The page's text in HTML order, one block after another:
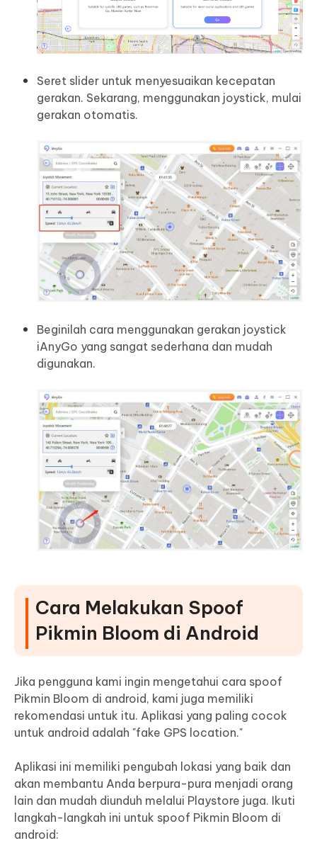
Seret slider untuk menyesuaikan kecepatan
gerakan. Sekarang, menggunakan joystick, mulai
gerakan otomatis.
Beginilah cara menggunakan gerakan joystick
iAnyGo yang sangat sederhana dan mudah
digunakan.
Cara Melakukan Spoof
Pikmin Bloom di Android
Jika pengguna kami ingin mengetahui cara spoof
Pikmin Bloom di android, kami juga memiliki
rekomendasi untuk itu. Aplikasi yang paling cocok
untuk android adalah "fake GPS location."
Aplikasi ini memiliki pengubah lokasi yang baik dan
akan membantu Anda berpura-pura menjadi orang
lain dan mudah diunduh melalui Playstore juga. Ikuti
langkah-langkah ini untuk spoof Pikmin Bloom di
android: